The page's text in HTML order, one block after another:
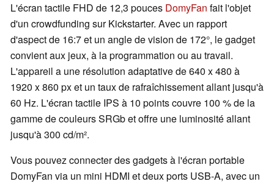
L'écran tactile FHD de 12,3 pouces DomyFan fait l'objet
d'un crowdfunding sur Kickstarter. Avec un rapport
d'aspect de 16:7 et un angle de vision de 172°, le gadget
convient aux jeux, à la programmation ou au travail.
L'appareil a une résolution adaptative de 640 x 480 à
1920 x 860 px et un taux de rafraîchissement allant jusqu'à
60 Hz. L'écran tactile IPS à 10 points couvre 100 % de la
gamme de couleurs SRGb et offre une luminosité allant
jusqu'à 300 cd/m².
Vous pouvez connecter des gadgets à l'écran portable
DomyFan via un mini HDMI et deux ports USB-A, avec un